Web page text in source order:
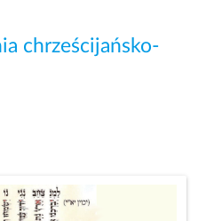
chrześcijańsko-